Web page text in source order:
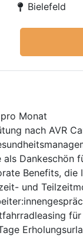
Bielefeld
Monat
nach AVR
als Dankeschön
Benefits,
und